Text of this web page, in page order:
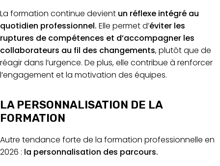
La formation continue devient un réflexe intégré au
quotidien professionnel. Elle permet d’éviter les
ruptures de compétences et d’accompagner les
collaborateurs au fil des changements, plutôt que de
réagir dans l’urgence. De plus, elle contribue à renforcer
l’engagement et la motivation des équipes.
LA PERSONNALISATION DE LA
FORMATION
Autre tendance forte de la formation professionnelle en
2026 : la personnalisation des parcours.